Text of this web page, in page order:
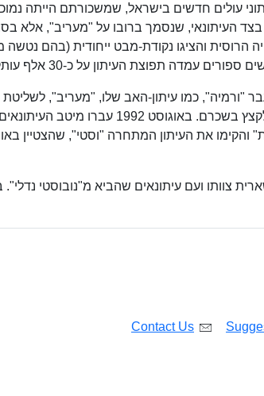
עולים חדשים בישראל, שמשכורתם הייתה
בצד העיתונאי, שנסמך ברובו על "מעריב", אלא
הרוסית והציגו נקודת-מבט ייחודית (בהם נטשה
עמדה תפוצת העיתון על כ-30 אלף עותקים.
של מקסוול בנובמבר 1991 הועבר "ורמיה", כמו עיתון-האב שלו,
מהרה עם צמרת "ורמיה" בשל דרישתו לקצץ
והקימו את העיתון המתחרה "וסטי", שהצטיין
Contact Us